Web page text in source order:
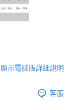
顯示電腦版詳細說明
客服